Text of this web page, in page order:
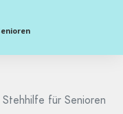
Stehhilfe für Senioren